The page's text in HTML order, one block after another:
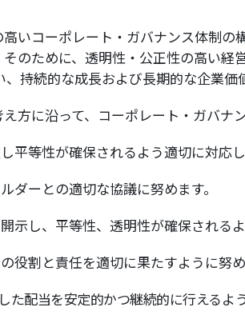
いコーポレート・ガバナンス体制
のために、透明性・公正性の高い
持続的な成長および長期的な企業価
方に沿って、コーポレート・ガバナ
平等性が確保されるよう適切に対応し
ダーとの適切な協議に努めます。
示し、平等性、透明性が確保される
役割と責任を適切に果たすように努め
た配当を安定的かつ継続的に行えるよ